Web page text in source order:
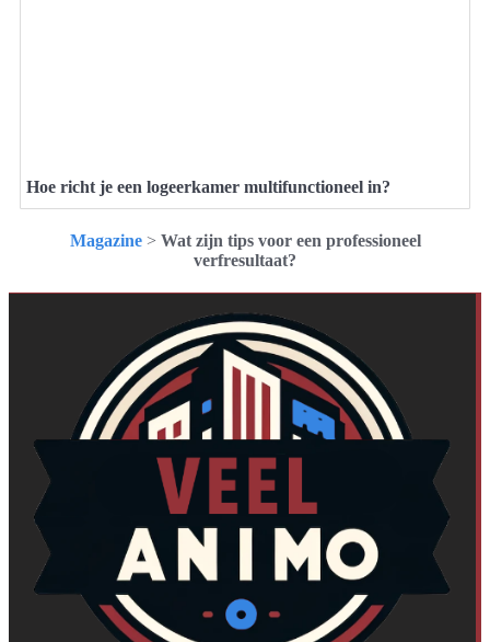
Hoe richt je een logeerkamer multifunctioneel in?
Magazine> Wat zijn tips voor een professioneel
verfresultaat?